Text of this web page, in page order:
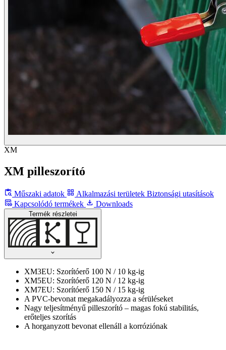
XM
XM pilleszorító
Műszaki adatok Alkalmazási területek Biztonsági utasítások
Kapcsolódó termékek
Downloads
Termék részletei
XM3EU: Szorítóerő 100 N / 10 kg-ig
XM5EU: Szorítóerő 120 N / 12 kg-ig
XM7EU: Szorítóerő 150 N / 15 kg-ig
A PVC-bevonat megakadályozza a sérüléseket
Nagy teljesítményű pilleszorító – magas fokú stabilitás,
erőteljes szorítás
A horganyzott bevonat ellenáll a korróziónak